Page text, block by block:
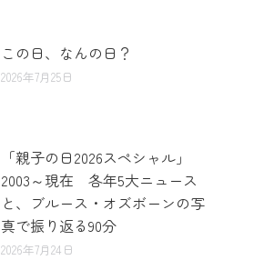
この日、なんの日？
2026年7月25日
「親子の日2026スペシャル」
2003～現在 各年5大ニュース
と、ブルース・オズボーンの写
真で振り返る90分
2026年7月24日